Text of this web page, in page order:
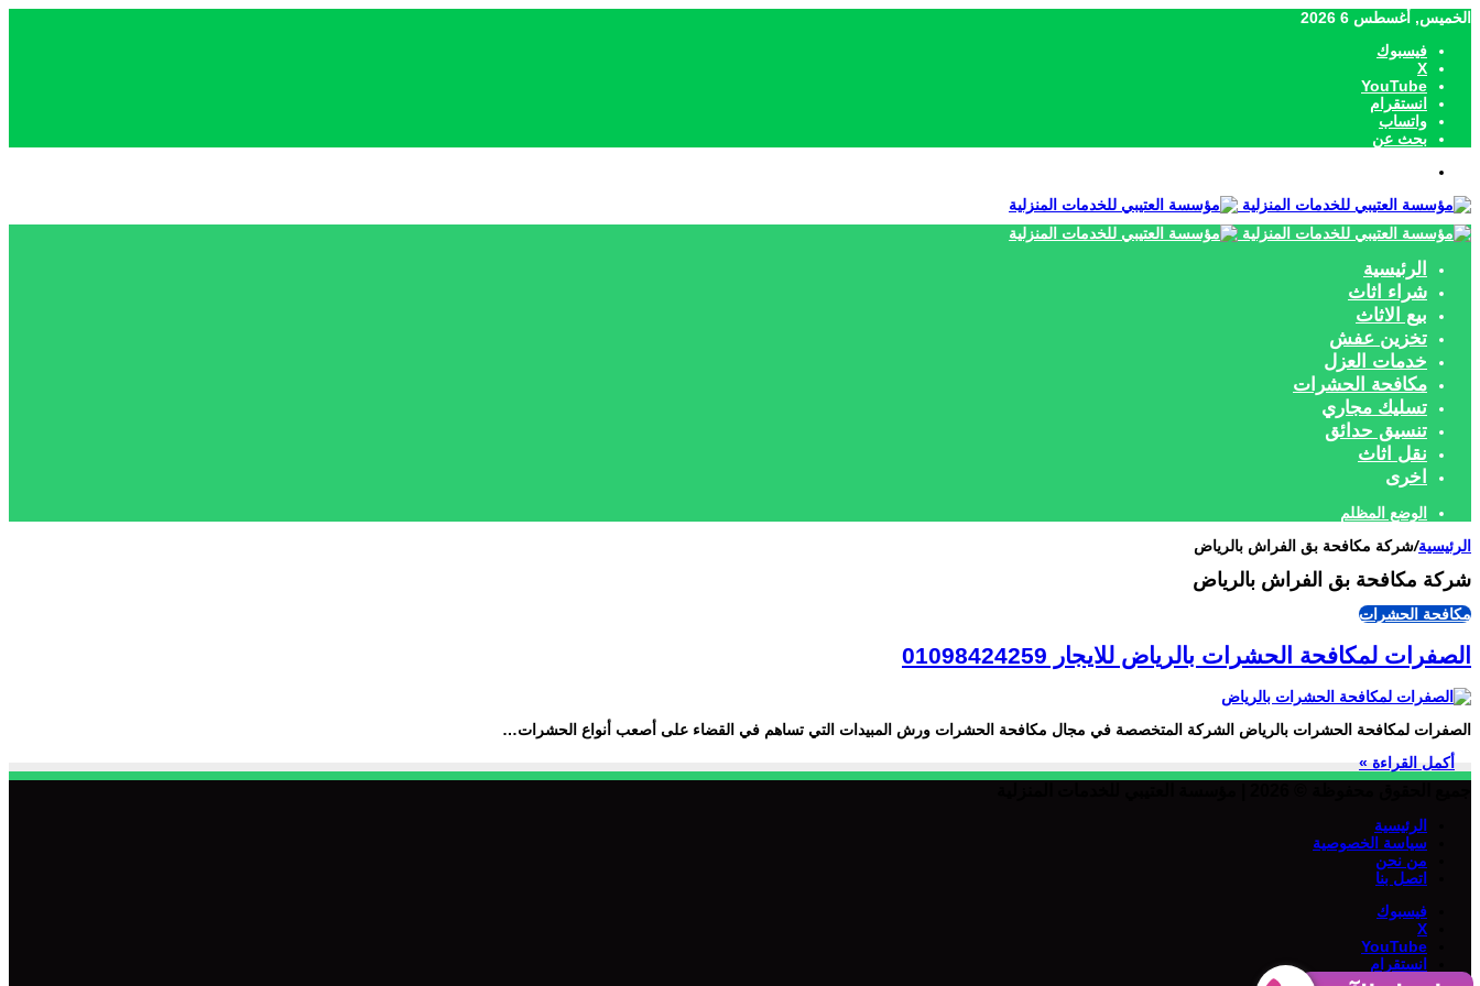
الخميس, أغسطس 6 2026
فيسبوك
‫X
‫YouTube
انستقرام
واتساب
بحث عن
الرئيسية
شراء اثاث
بيع الاثاث
تخزين عفش
خدمات العزل
مكافحة الحشرات
تسليك مجاري
تنسيق حدائق
نقل اثاث
اخرى
الوضع المظلم
الرئيسية/شركة مكافحة بق الفراش بالرياض
شركة مكافحة بق الفراش بالرياض
مكافحة الحشرات
الصفرات لمكافحة الحشرات بالرياض للايجار 01098424259
الصفرات لمكافحة الحشرات بالرياض الشركة المتخصصة في مجال مكافحة الحشرات ورش المبيدات التي تساهم في القضاء على أصعب أنواع الحشرات…
أكمل القراءة »
الرئيسية
سياسة الخصوصية
من نحن
اتصل بنا
فيسبوك
‫X
‫YouTube
انستقرام
واتساب